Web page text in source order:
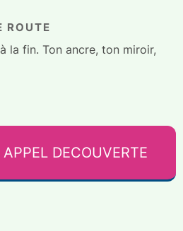
ROUTE
la fin. Ton ancre, ton miroir,
DECOUVERTE